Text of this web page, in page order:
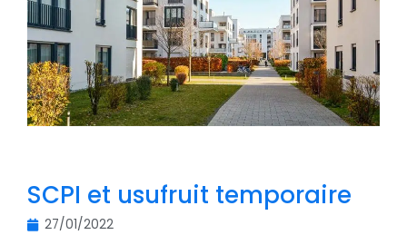
SCPI et usufruit temporaire
27/01/2022